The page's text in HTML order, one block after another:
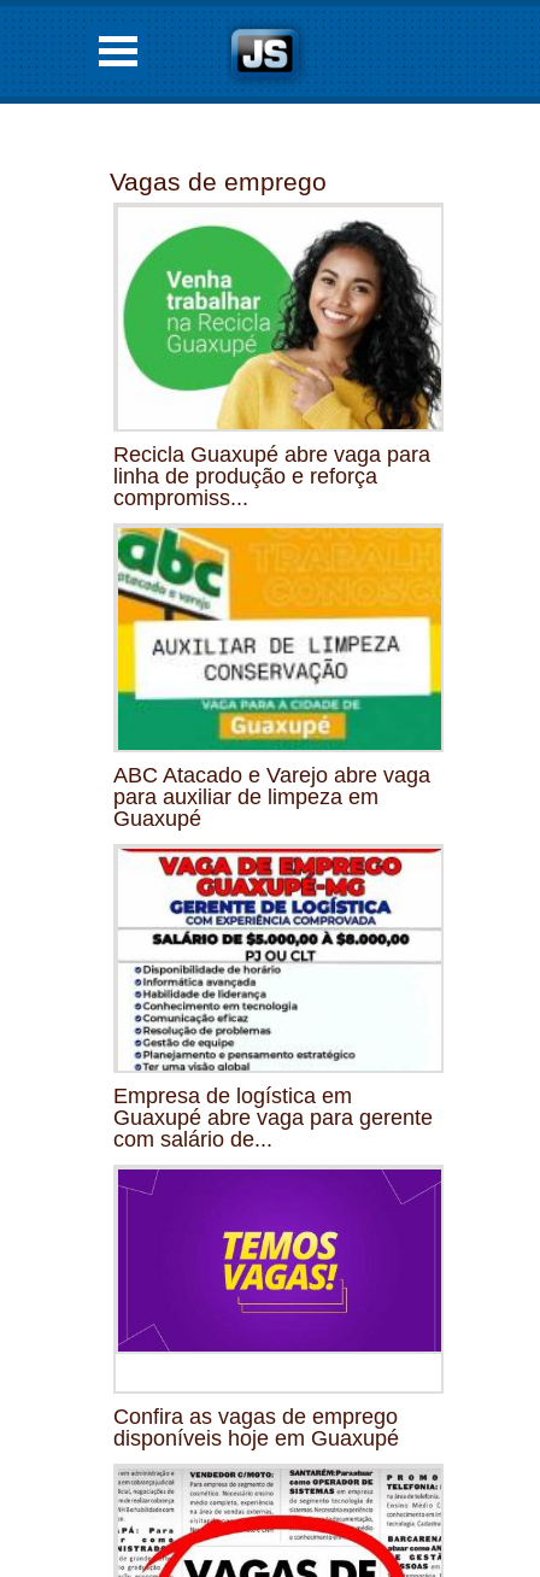
Vagas de emprego
Recicla Guaxupé abre vaga para
linha de produção e reforça
compromiss...
ABC Atacado e Varejo abre vaga
para auxiliar de limpeza em
Guaxupé
Empresa de logística em
Guaxupé abre vaga para gerente
com salário de...
Confira as vagas de emprego
disponíveis hoje em Guaxupé